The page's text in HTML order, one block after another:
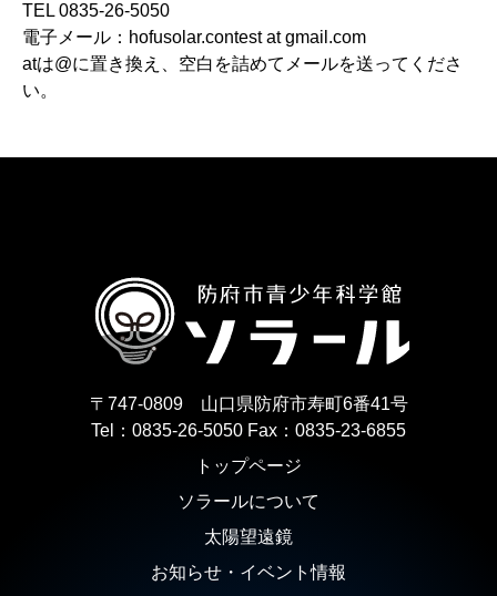
TEL 0835-26-5050
電子メール：hofusolar.contest at gmail.com
atは@に置き換え、空白を詰めてメールを送ってくださ
い。
〒747-0809 山口県防府市寿町6番41号
Tel：0835-26-5050 Fax：0835-23-6855
トップページ
ソラールについて
太陽望遠鏡
お知らせ・イベント情報